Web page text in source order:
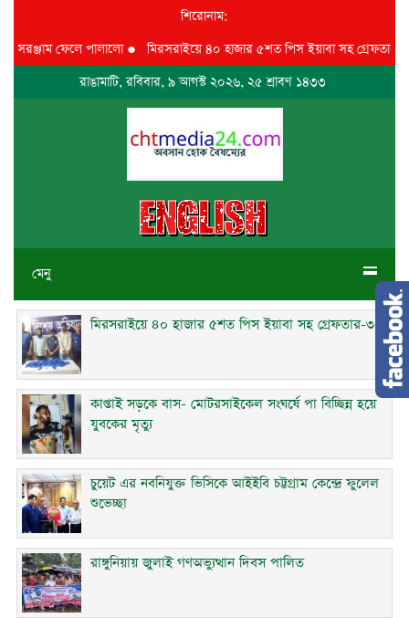
শিরোনাম:
ফেলে পালালো● মিরসরাইয়ে ৪০ হাজার ৫শত পিস ইয়াবা সহ গ্রেফতার-৩
রাঙামাটি, রবিবার, ৯ আগস্ট ২০২৬, ২৫ শ্রাবণ ১৪৩৩
মেনু
মিরসরাইয়ে ৪০ হাজার ৫শত পিস ইয়াবা সহ গ্রেফতার-৩
কাপ্তাই সড়কে বাস- মোটরসাইকেল সংঘর্ষে পা বিচ্ছিন্ন হয়ে
যুবকের মৃত্যু
চুয়েট এর নবনিযুক্ত ভিসিকে আইইবি চট্টগ্রাম কেন্দ্রে ফুলেল
শুভেচ্ছা
রাঙ্গুনিয়ায় জুলাই গণঅভ্যুত্থান দিবস পালিত